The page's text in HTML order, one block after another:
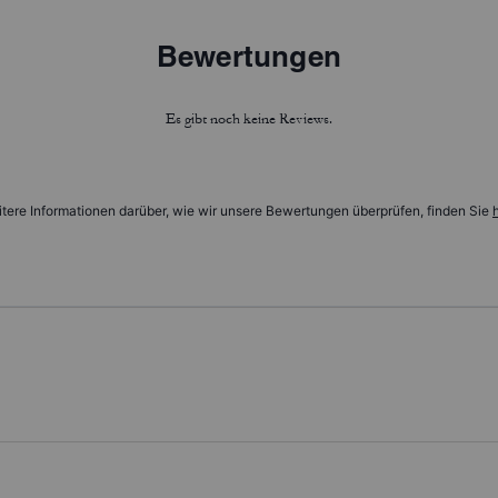
Bewertungen
Es gibt noch keine Reviews.
Informationen darüber, wie wir unsere Bewertungen überprüfen, finden Sie